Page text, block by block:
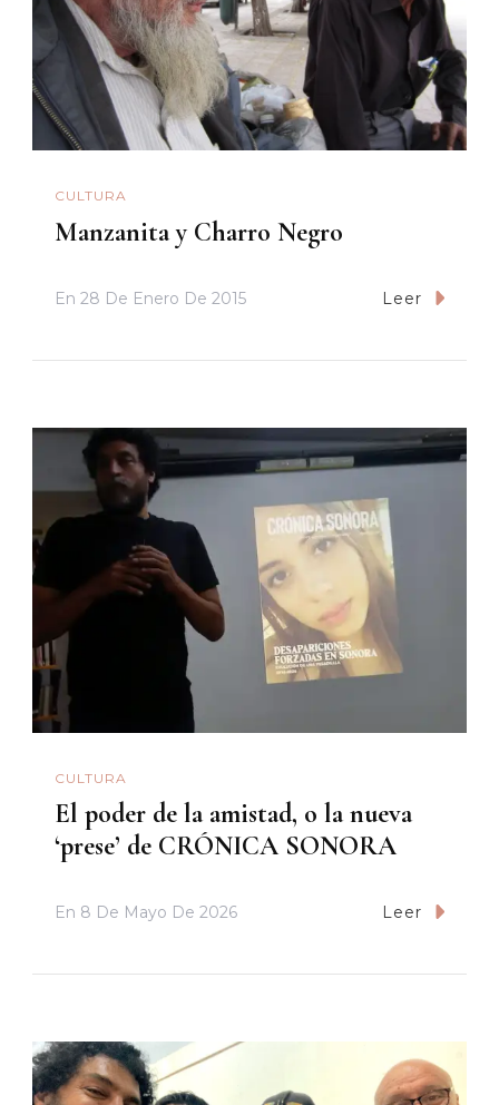
CULTURA
Manzanita y Charro Negro
En 28 De Enero De 2015 Leer
CULTURA
El poder de la amistad, o la nueva
‘prese’ de CRÓNICA SONORA
En 8 De Mayo De 2026 Leer